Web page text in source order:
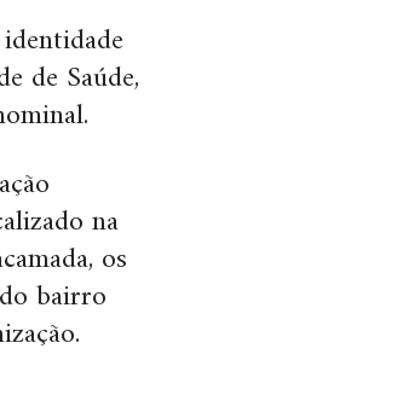
de Saúde,
na
os
bairro